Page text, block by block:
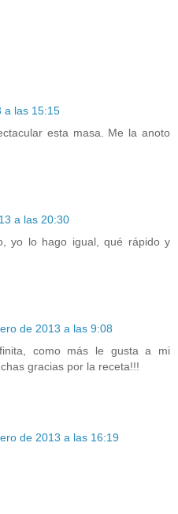
a las 15:15
esta masa. Me la anoto
a las 20:30
yo lo hago igual, qué rápido y
de 2013 a las 9:08
como más le gusta a mi
gracias por la receta!!!
de 2013 a las 16:19